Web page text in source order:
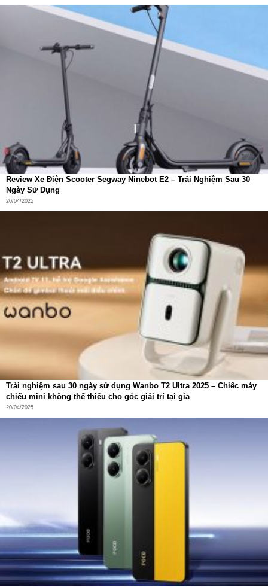
Review Xe Điện Scooter Segway Ninebot E2 – Trải Nghiệm Sau 30
Ngày Sử Dụng
20/04/2025
Trải nghiệm sau 30 ngày sử dụng Wanbo T2 Ultra 2025 – Chiếc máy
chiếu mini không thể thiếu cho góc giải trí tại gia
20/04/2025